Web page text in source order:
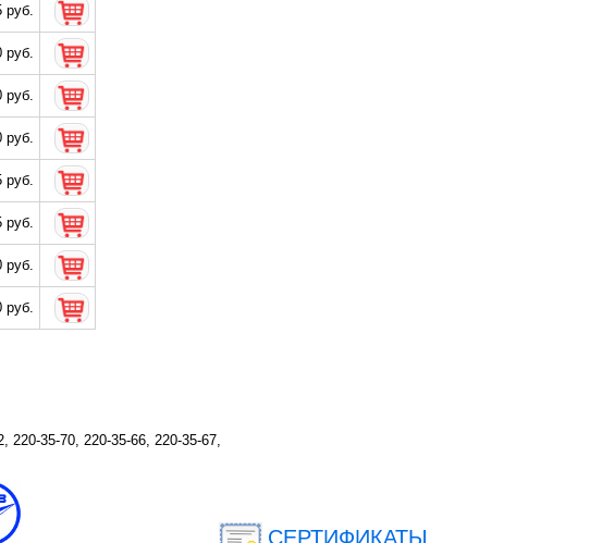
руб.
руб.
руб.
руб.
руб.
руб.
руб.
руб.
35-70, 220-35-66, 220-35-67,
СЕРТИФИКАТЫ